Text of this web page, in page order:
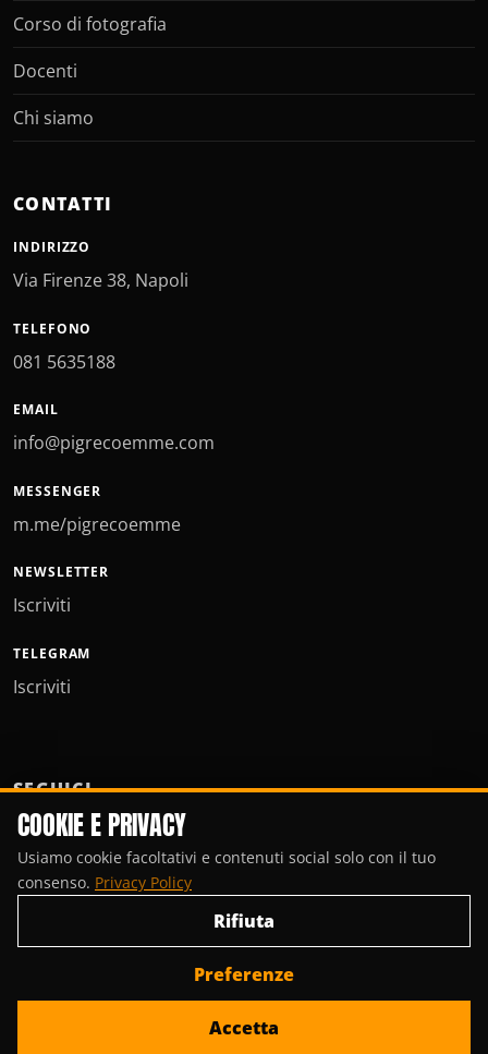
Corso di fotografia
Docenti
Chi siamo
CONTATTI
INDIRIZZO
Via Firenze 38, Napoli
TELEFONO
081 5635188
EMAIL
info@pigrecoemme.com
MESSENGER
m.me/pigrecoemme
NEWSLETTER
Iscriviti
TELEGRAM
Iscriviti
SEGUICI
Contattaci
COOKIE E PRIVACY
Usiamo cookie facoltativi e contenuti social solo con il tuo
consenso. Privacy Policy
Rifiuta
Preferenze
Accetta